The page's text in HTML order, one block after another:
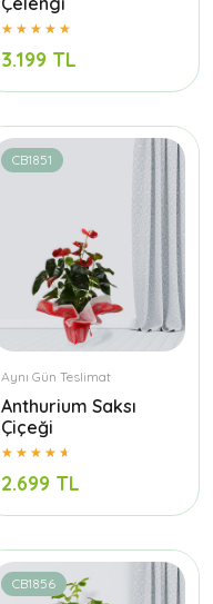
3.199 TL
CB1851
Aynı Gün Teslimat
Anthurium Saksı
Çiçeği
2.699 TL
CB1856